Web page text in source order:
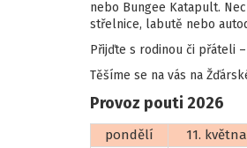
nebo Bungee Katapult.
střelnice, labutě nebo
Přijďte s rodinou či přáteli
Těšíme se na vás na
Provoz pouti 2026
pondělí 11. května